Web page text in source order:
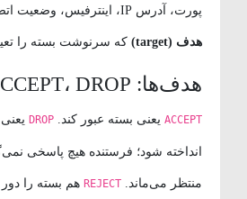
پورت، آدرس IP، اینترفیس، وضعیت اتصال) به همراه یک
هدف (target) که سرنوشت بسته را
هدف‌ها: ACCEPT، DROP و REJECT
ACCEPT یعنی بسته عبور کند. DROP
منتظر می‌ماند. REJECT هم بسته را دور